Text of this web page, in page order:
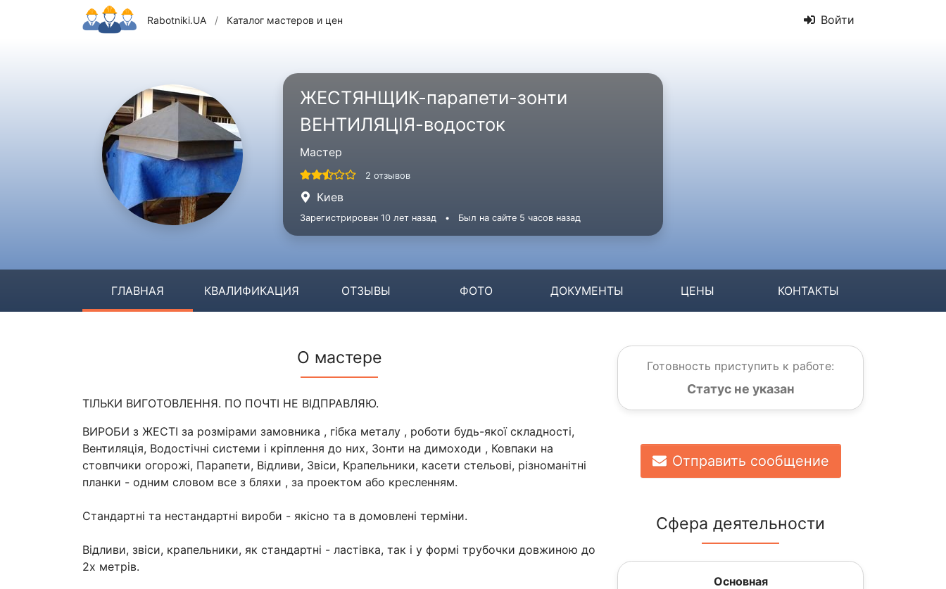
Rabotniki.UA / Каталог мастеров и цен Войти
ЖЕСТЯНЩИК-парапети-зонти
ВЕНТИЛЯЦІЯ-водосток
Мастер
2 отзывов
Киев
Зарегистрирован 10 лет назад • Был на сайте 5 часов назад
ГЛАВНАЯ КВАЛИФИКАЦИЯ ОТЗЫВЫ ФОТО ДОКУМЕНТЫ ЦЕНЫ КОНТАКТЫ
О мастере
ТІЛЬКИ ВИГОТОВЛЕННЯ. ПО ПОЧТІ НЕ ВІДПРАВЛЯЮ.
ВИРОБИ з ЖЕСТІ за розмірами замовника , гібка металу , роботи будь-якої складності,
Вентиляція, Водостічні системи і кріплення до них, Зонти на димоходи , Ковпаки на
стовпчики огорожі, Парапети, Відливи, Звіси, Крапельники, касети стельові, різноманітні
планки - одним словом все з бляхи , за проектом або кресленням.
Стандартні та нестандартні вироби - якісно та в домовлені терміни.
Відливи, звіси, крапельники, як стандартні - ластівка, так і у формі трубочки довжиною до
2х метрів.
Готовность приступить к работе:
Статус не указан
Отправить сообщение
Сфера деятельности
Основная